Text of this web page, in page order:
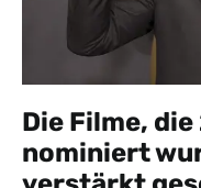
Die Filme,
nominiert